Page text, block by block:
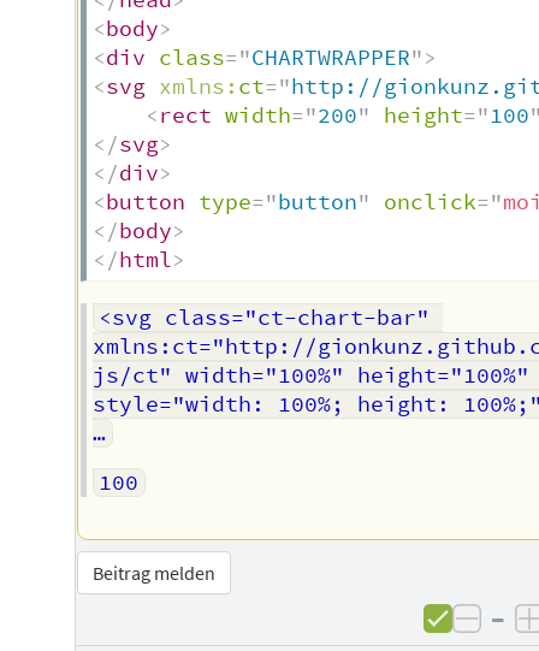
<body>
<div class="CHARTWRAPPER">
<svg xmlns: ct="http://
<rect width="200" height="100
</svg>
</div>
<button type="button" onclick="
</body>
</html>
<svg class="ct-chart-bar"
xmlns:ct="http://
js/ct" width="100%" height="100%"
style="width: 100%; height:
…
100
Beitrag melden
–